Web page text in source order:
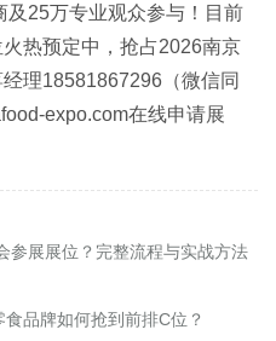
25万专业观众参与！目前
热预定中，抢占2026南京
理18581867296（微信同
expo.com在线申请展
参展展位？完整流程与实战方法
品牌如何抢到前排C位？